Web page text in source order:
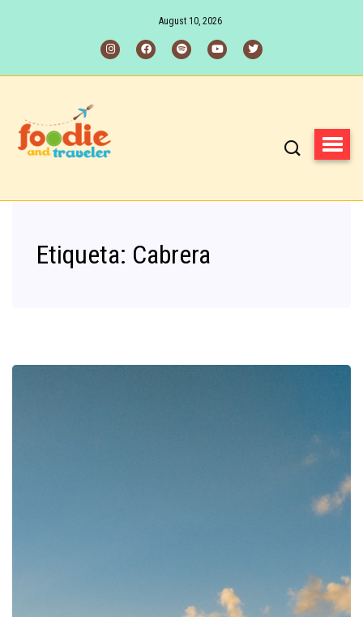
August 10, 2026
Etiqueta: Cabrera